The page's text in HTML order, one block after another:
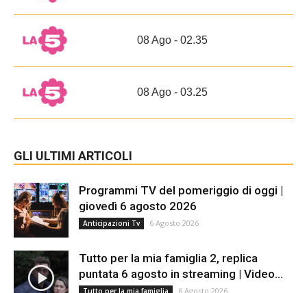
08 Ago - 02.35
08 Ago - 03.25
GLI ULTIMI ARTICOLI
Programmi TV del pomeriggio di oggi |
giovedì 6 agosto 2026
Anticipazioni Tv 6 Agosto 2026
Tutto per la mia famiglia 2, replica
puntata 6 agosto in streaming | Video...
Tutto per la mia famiglia 6 Agosto 2026